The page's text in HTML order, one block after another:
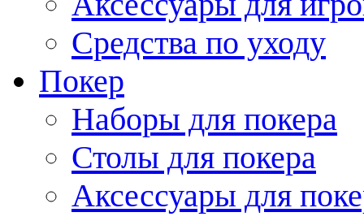
Средства по уходу
Покер
Наборы для покера
Столы для покера
Аксессуары для